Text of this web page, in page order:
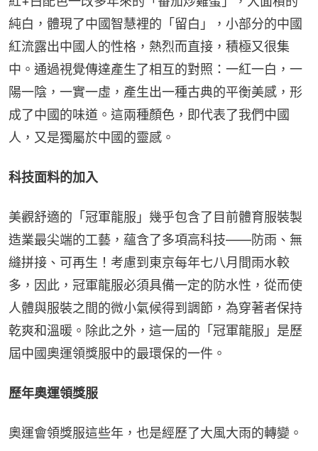
純白，體現了中國智慧裡的「留白」，小部分的中國
紅流露出中國人的性格，熱烈而直接，積極又很集
中。通過視覺傳達產生了相互的對照：一紅一白，一
陽一陰，一實一虛，產生出一種古典的平衡美感，形
成了中國的味道。這兩種顏色，即代表了我們中國
人，又是獨屬於中國的靈感。
科技面料的加入
美觀舒適的「冠軍龍服」幾乎包含了目前體育服裝製
造業最尖端的工藝，蘊含了多項高科技——防雨、無
縫拼接、可再生！考慮到東京每年七八月間雨水較
多，因此，冠軍龍服必須具備一定的防水性，從而使
人體與服裝之間的微小氣候得到調節，為穿著者保持
乾爽和溫暖。除此之外，這一屆的「冠軍龍服」是歷
屆中國奧運領獎服中的最環保的一件。
歷年奧運領獎服
奧運會領獎服這些年，也是經歷了大風大雨的轉變。